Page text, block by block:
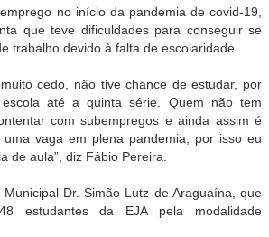
no início da pandemia de covid-19,
que teve dificuldades para conseguir se
trabalho devido à falta de escolaridade.
cedo, não tive chance de estudar, por
até a quinta série. Quem não tem
com subempregos e ainda assim é
uma vaga em plena pandemia, por isso eu
de aula”, diz Fábio Pereira.
Dr. Simão Lutz de Araguaína, que
estudantes da EJA pela modalidade